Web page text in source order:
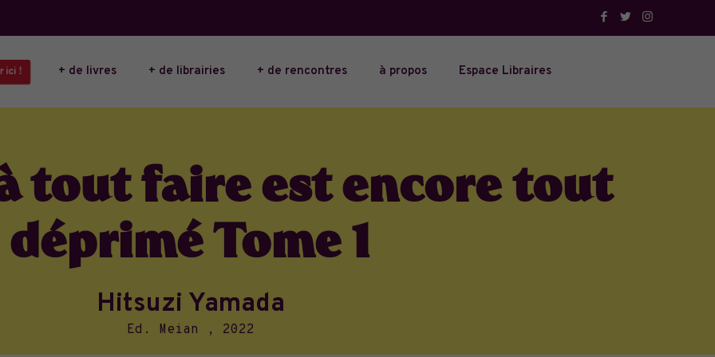
ici ! + de livres + de librairies + de rencontres à propos Espace Libraires
tout faire est encore tout
déprimé Tome 1
Hitsuzi Yamada
Ed. Meian , 2022